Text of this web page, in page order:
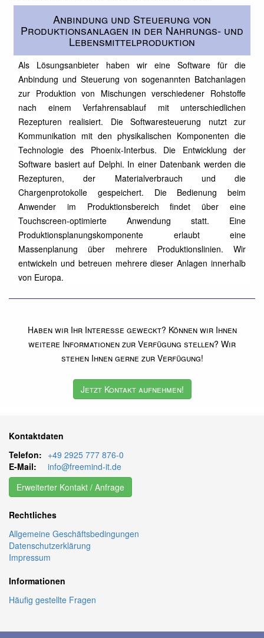
Anbindung und Steuerung von
Produktionsanlagen in der Nahrungs- und
Lebensmittelproduktion
Als Lösungsanbieter haben wir eine Software für die
Anbindung und Steuerung von sogenannten Batchanlagen
zur Produktion von Mischungen verschiedener Rohstoffe
nach einem Verfahrensablauf mit unterschiedlichen
Rezepturen realisiert. Die Softwaresteuerung nutzt zur
Kommunikation mit den physikalischen Komponenten die
Technologie des Phoenix-Interbus. Die Entwicklung der
Software basiert auf Delphi. In einer Datenbank werden die
Rezepturen, der Materialverbrauch und die
Chargenprotokolle gespeichert. Die Bedienung beim
Anwender im Produktionsbereich findet über eine
Touchscreen-optimierte Anwendung statt. Eine
Produktionsplanungskomponente erlaubt eine
Massenplanung über mehrere Produktionslinien. Wir
entwickeln und betreuen mehrere dieser Anlagen innerhalb
von Europa.
Haben wir Ihr Interesse geweckt? Können wir Ihnen
weitere Informationen zur Verfügung stellen? Wir
stehen Ihnen gerne zur Verfügung!
Jetzt Kontakt aufnehmen!
Kontaktdaten
Telefon: +49 2925 777 876-0
E-Mail:
info@freemind-it.de
Erweiterter Kontakt / Anfrage
Rechtliches
Allgemeine Geschäftsbedingungen
Datenschutzerklärung
Impressum
Informationen
Häufig gestellte Fragen